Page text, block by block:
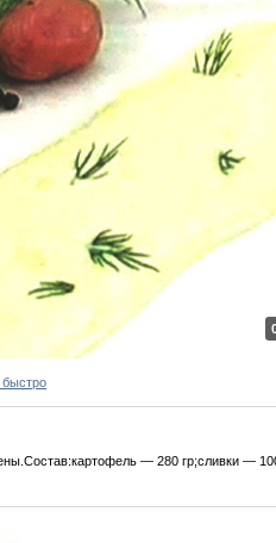
быстро
— 280 гр;сливки —